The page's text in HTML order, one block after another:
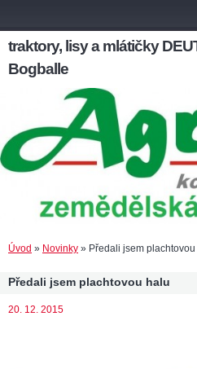
traktory, lisy a mlátičky
Bogballe
Úvod » Novinky » Předali jsem
Předali jsem plachtovou halu
20. 12. 2015